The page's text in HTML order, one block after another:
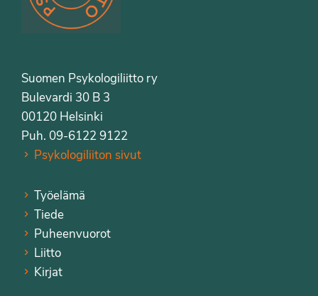
Suomen Psykologiliitto ry
Bulevardi 30 B 3
00120 Helsinki
Puh. 09-6122 9122
Psykologiliiton sivut
Työelämä
Tiede
Puheenvuorot
Liitto
Kirjat